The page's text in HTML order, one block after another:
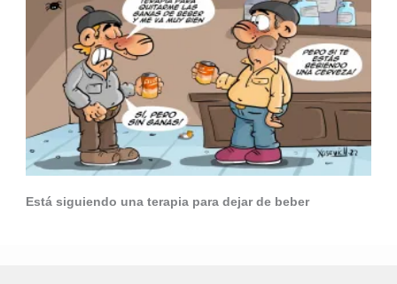
Está siguiendo una terapia para dejar de beber